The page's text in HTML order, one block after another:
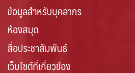
ข้อมูลสำหรับบุคลากร
ห้องสมุด
สื่อประชาสัมพันธ์
เว็บไซต์ที่เกี่ยวข้อง